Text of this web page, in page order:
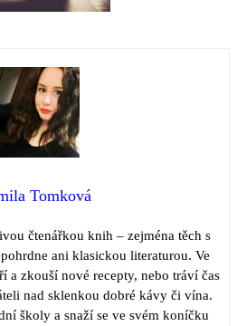
Tomková
čtenářkou knih – zejména těch s
ani klasickou literaturou. Ve
a zkouší nové recepty, nebo tráví čas
nad sklenkou dobré kávy či vína.
školy a snaží se ve svém koníčku